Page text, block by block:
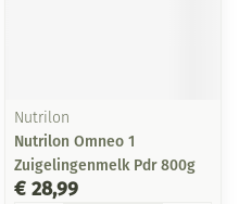
Nutrilon
Nutrilon Omneo 1
Zuigelingenmelk Pdr 800g
€ 28,99